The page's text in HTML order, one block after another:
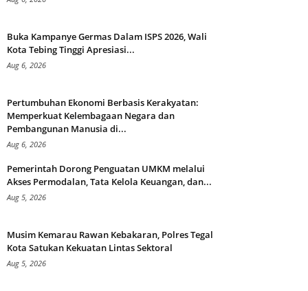
Buka Kampanye Germas Dalam ISPS 2026, Wali
Kota Tebing Tinggi Apresiasi...
Aug 6, 2026
Pertumbuhan Ekonomi Berbasis Kerakyatan:
Memperkuat Kelembagaan Negara dan
Pembangunan Manusia di...
Aug 6, 2026
Pemerintah Dorong Penguatan UMKM melalui
Akses Permodalan, Tata Kelola Keuangan, dan...
Aug 5, 2026
Musim Kemarau Rawan Kebakaran, Polres Tegal
Kota Satukan Kekuatan Lintas Sektoral
Aug 5, 2026